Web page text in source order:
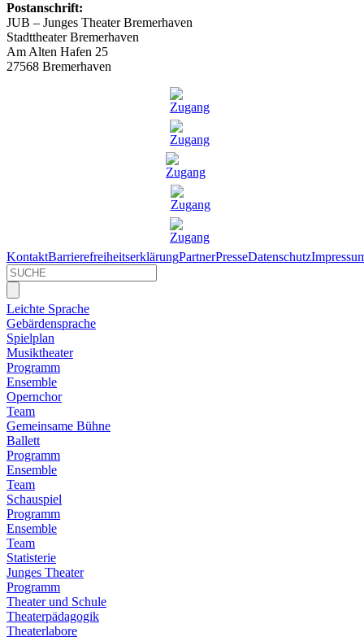
Postanschrift:
JUB – Junges Theater Bremerhaven
Stadttheater Bremerhaven
Am Alten Hafen 25
27568 Bremerhaven
KontaktBarrierefreiheitserklärungPartnerPresseDatenschutz
Leichte Sprache
Gebärdensprache
Spielplan
Musiktheater
Programm
Ensemble
Opernchor
Team
Gemeinsame Bühne
Ballett
Programm
Ensemble
Team
Schauspiel
Programm
Ensemble
Team
Statisterie
Junges Theater
Programm
Theater und Schule
Theaterpädagogik
Theaterlabore